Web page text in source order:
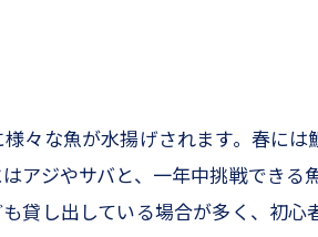
々な魚が水揚げされます。春に
アジやサバと、一年中挑戦でき
貸し出している場合が多く、初